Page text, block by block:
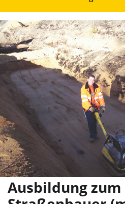
Ausbildung zum